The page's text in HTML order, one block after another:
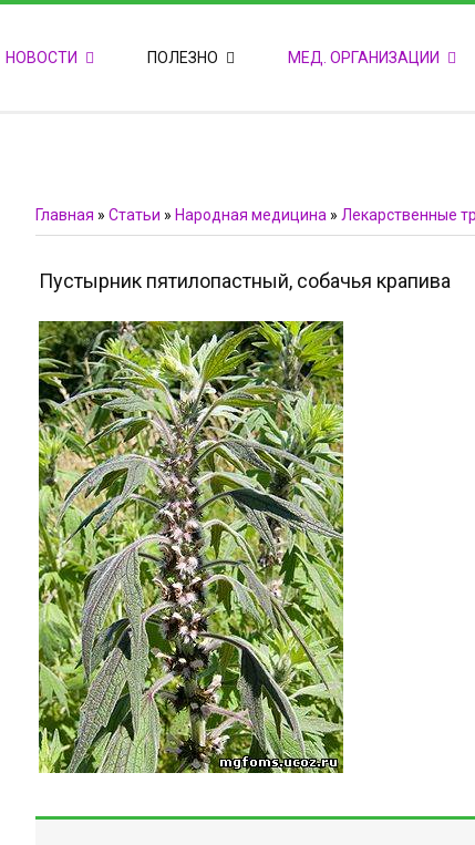
ПОПУЛЯРНЫЕ НОВОСТИ
НОВОСТИ ПОЛЕЗНО МЕД. ОРГАНИЗАЦИИ
Главная » Статьи » Народная медицина » Лекарственные
Пустырник пятилопастный, собачья крапива